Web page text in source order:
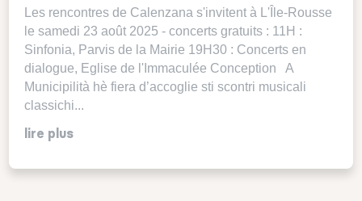
Les rencontres de Calenzana s'invitent à L'Île-Rousse
le samedi 23 août 2025 - concerts gratuits : 11H :
Sinfonia, Parvis de la Mairie 19H30 : Concerts en
dialogue, Eglise de l'Immaculée Conception A
Municipilità hè fiera d’accoglie sti scontri musicali
classichi...
lire plus